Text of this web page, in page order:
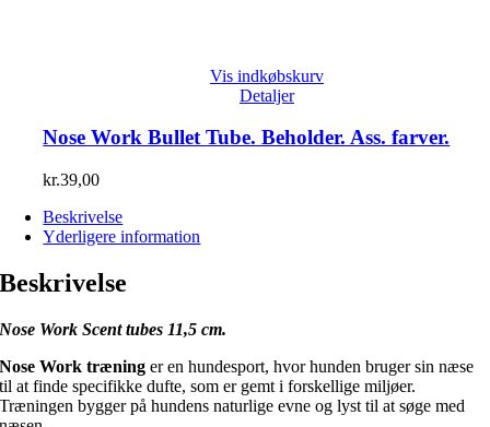
Vis indkøbskurv
Detaljer
Nose Work Bullet Tube. Beholder. Ass. farver.
kr.39,00
Beskrivelse
Yderligere information
Beskrivelse
Nose Work Scent tubes 11,5 cm.
Nose Work træning er en hundesport, hvor hunden bruger sin næse
til at finde specifikke dufte, som er gemt i forskellige miljøer.
Træningen bygger på hundens naturlige evne og lyst til at søge med